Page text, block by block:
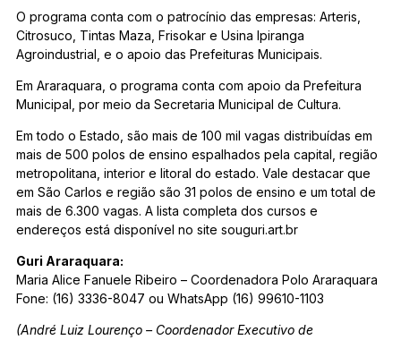
O programa conta com o patrocínio das empresas: Arteris,
Citrosuco, Tintas Maza, Frisokar e Usina Ipiranga
Agroindustrial, e o apoio das Prefeituras Municipais.
Em Araraquara, o programa conta com apoio da Prefeitura
Municipal, por meio da Secretaria Municipal de Cultura.
Em todo o Estado, são mais de 100 mil vagas distribuídas em
mais de 500 polos de ensino espalhados pela capital, região
metropolitana, interior e litoral do estado. Vale destacar que
em São Carlos e região são 31 polos de ensino e um total de
mais de 6.300 vagas. A lista completa dos cursos e
endereços está disponível no site souguri.art.br
Guri Araraquara:
Maria Alice Fanuele Ribeiro – Coordenadora Polo Araraquara
Fone: (16) 3336-8047 ou WhatsApp (16) 99610-1103
(André Luiz Lourenço – Coordenador Executivo de